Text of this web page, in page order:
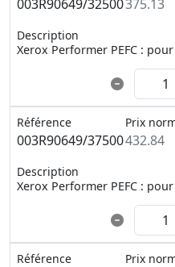
003R90649/32500375.13
Description
Xerox Performer PEFC :
Référence
003R90649/37500
Prix
432.84
Description
Xerox Performer PEFC :
Référence Prix